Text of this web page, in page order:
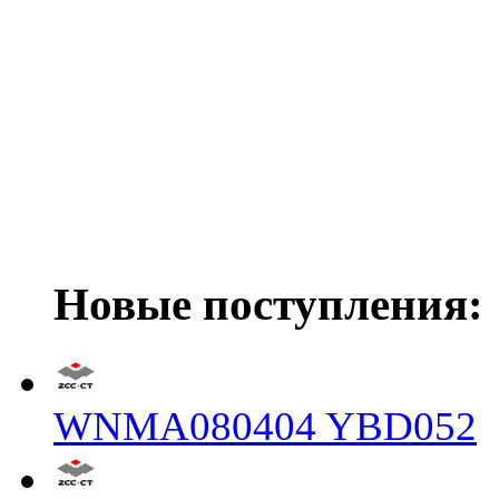
Новые поступления:
WNMA080404 YBD052